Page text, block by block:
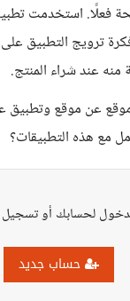
استخدمت
ترويج التطبيق
عند شراء المنتج.
عن موقع
مع هذه التطبيقات؟
لحسابك أو
حساب جديد